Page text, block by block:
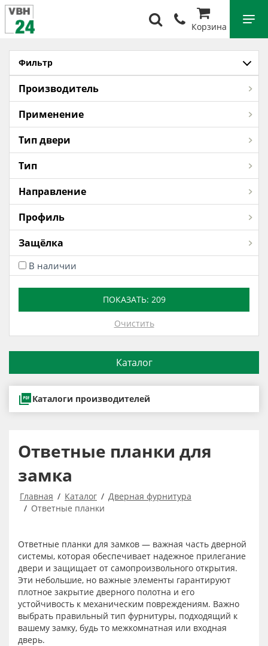
Корзина
Фильтр
Производитель
Применение
Тип двери
Тип
Направление
Профиль
Защёлка
В наличии
ПОКАЗАТЬ: 209
Очистить
Каталог
Каталоги производителей
Ответные планки для
замка
Главная Каталог
Дверная фурнитура
Ответные планки
Ответные планки для замков — важная часть дверной
системы, которая обеспечивает надежное прилегание
двери и защищает от самопроизвольного открытия.
Эти небольшие, но важные элементы гарантируют
плотное закрытие дверного полотна и его
устойчивость к механическим повреждениям. Важно
выбрать правильный тип фурнитуры, подходящий к
вашему замку, будь то межкомнатная или входная
дверь.